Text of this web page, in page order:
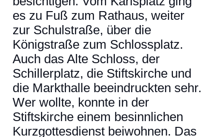
es zu Fuß zum Rathaus, weiter
zur Schulstraße, über die
Königstraße zum Schlossplatz.
Auch das Alte Schloss, der
Schillerplatz, die Stiftskirche und
die Markthalle beeindruckten sehr.
Wer wollte, konnte in der
Stiftskirche einem besinnlichen
Kurzgottesdienst beiwohnen. Das